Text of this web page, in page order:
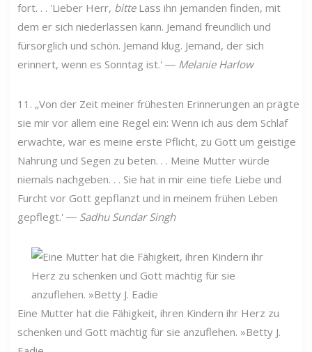
fort. . . 'Lieber Herr, bitteLass ihn jemanden finden, mit
dem er sich niederlassen kann. Jemand freundlich und
fürsorglich und schön. Jemand klug. Jemand, der sich
erinnert, wenn es Sonntag ist.' ― Melanie Harlow
11. „Von der Zeit meiner frühesten Erinnerungen an prägte
sie mir vor allem eine Regel ein: Wenn ich aus dem Schlaf
erwachte, war es meine erste Pflicht, zu Gott um geistige
Nahrung und Segen zu beten. . . Meine Mutter würde
niemals nachgeben. . . Sie hat in mir eine tiefe Liebe und
Furcht vor Gott gepflanzt und in meinem frühen Leben
gepflegt.' ― Sadhu Sundar Singh
Eine Mutter hat die Fähigkeit, ihren Kindern ihr Herz zu
schenken und Gott mächtig für sie anzuflehen. »Betty J.